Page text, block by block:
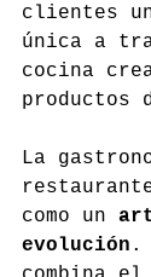
clientes
única a
cocina
productos
La
como un
evolución .